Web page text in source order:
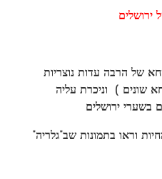
ירושלים
של הרבה עדות נוצריות
שונים ) וניכרת עליה
בשערי ירושלים
וראו בתמונות שב”גלריה”